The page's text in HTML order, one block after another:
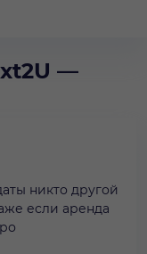
—
никто другой
если аренда